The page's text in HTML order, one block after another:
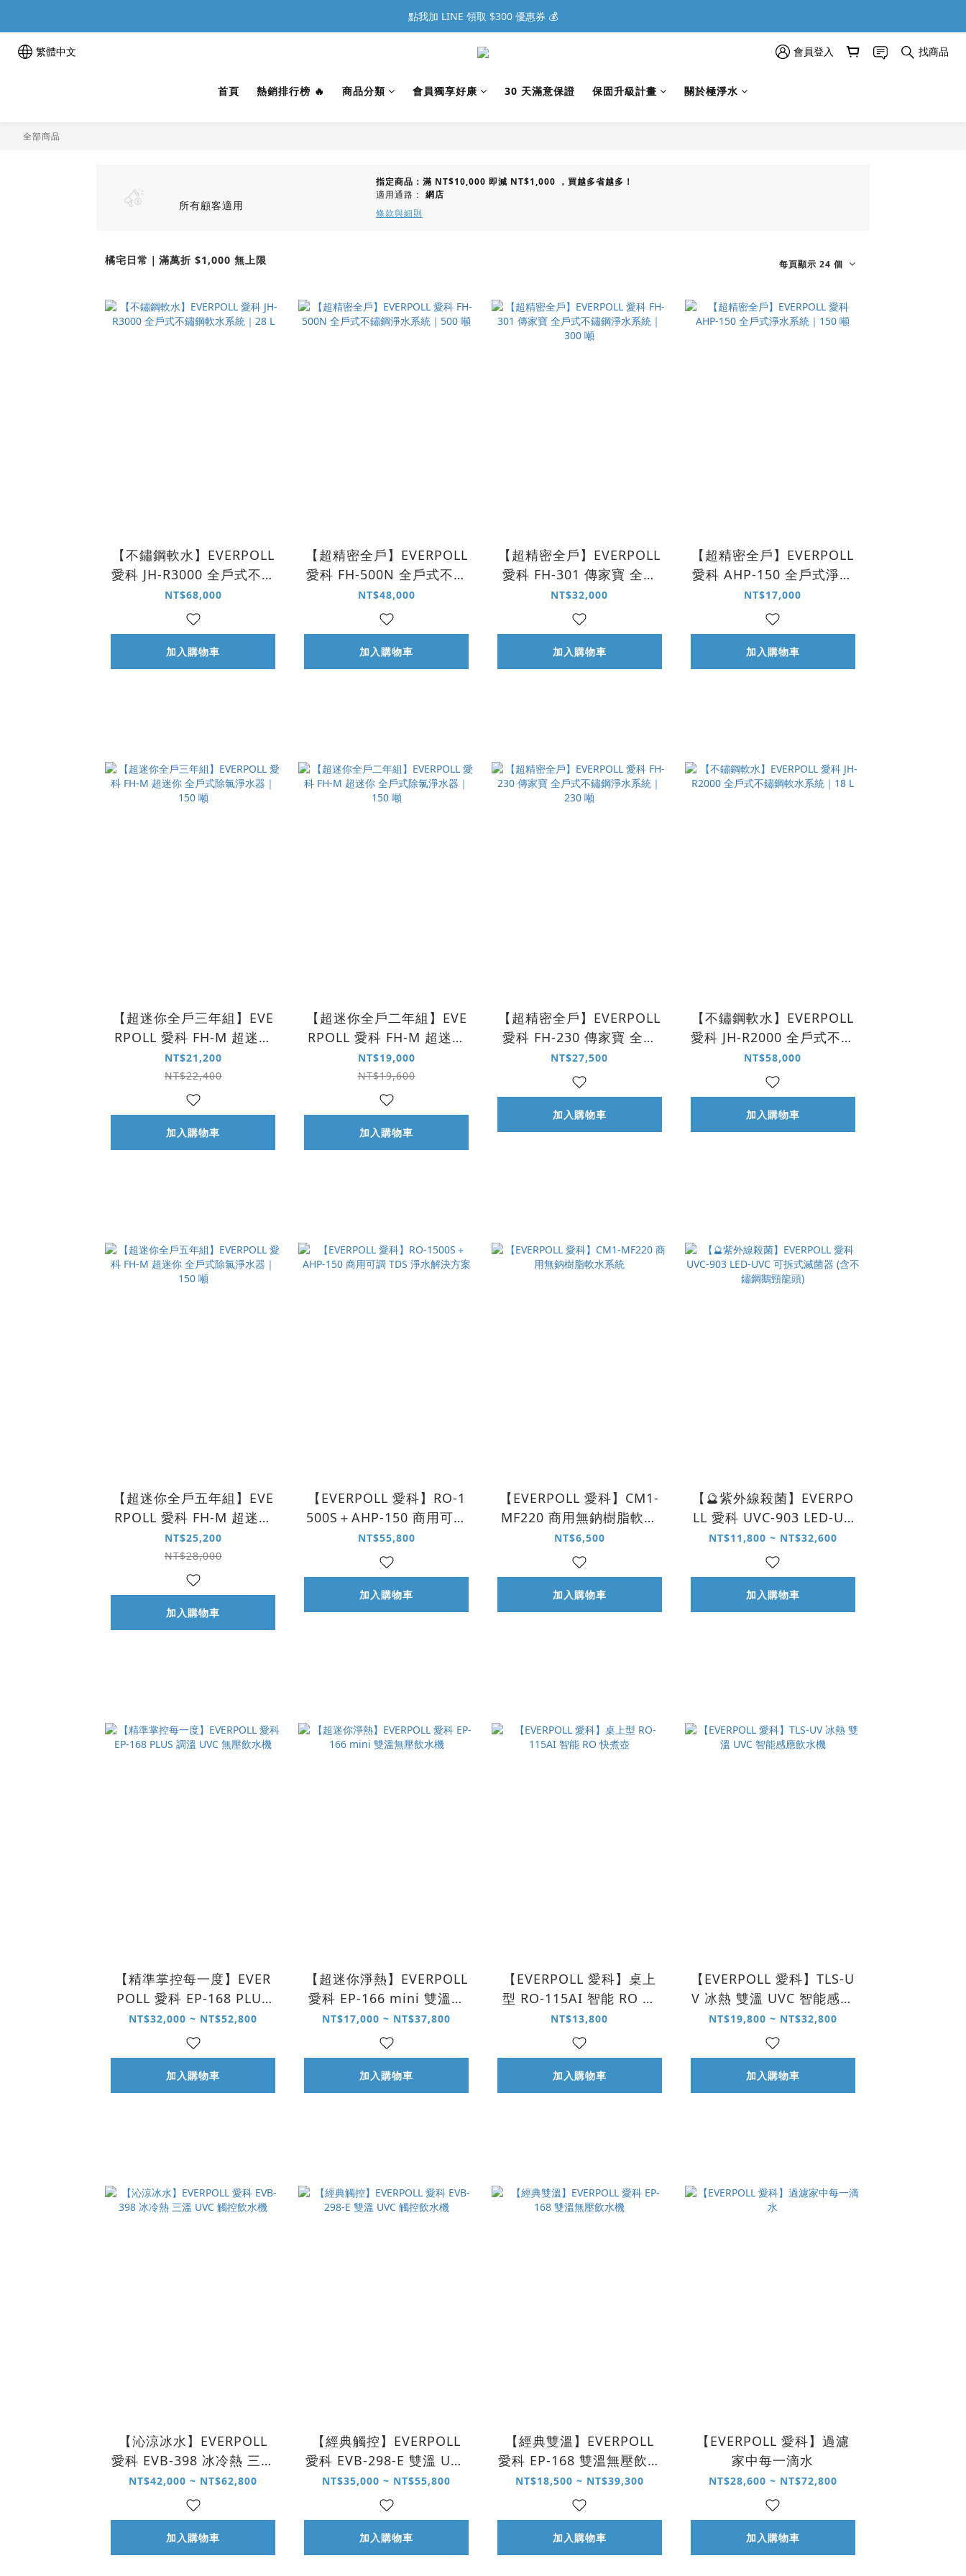
點我加 LINE 領取 $300 優惠券 💰
繁體中文 會員登入 找商品
首頁 熱銷排行榜 🔥 商品分類 會員獨享好康 30 天滿意保證 保固升級計畫 關於極淨水
全部商品
所有顧客適用
指定商品：滿 NT$10,000 即減 NT$1,000 ，買越多省越多！
適用通路： 網店
條款與細則
橘宅日常｜滿萬折 $1,000 無上限 每頁顯示 24 個
【不鏽鋼軟水】EVERPOLL
愛科 JH-R3000 全戶式不鏽
鋼軟水系統｜28 L
NT$68,000
加入購物車
【超精密全戶】EVERPOLL
愛科 FH-500N 全戶式不鏽
鋼淨水系統｜500 噸
NT$48,000
加入購物車
【超精密全戶】EVERPOLL
愛科 FH-301 傳家寶 全戶
式不鏽鋼淨水系統｜300
噸
NT$32,000
加入購物車
【超精密全戶】EVERPOLL
愛科 AHP-150 全戶式淨水
系統｜150 噸
NT$17,000
加入購物車
【超迷你全戶三年組】EVE
RPOLL 愛科 FH-M 超迷你
全戶式除氯淨水器｜150
噸
NT$21,200
NT$22,400
加入購物車
【超迷你全戶二年組】EVE
RPOLL 愛科 FH-M 超迷你
全戶式除氯淨水器｜150
噸
NT$19,000
NT$19,600
加入購物車
【超精密全戶】EVERPOLL
愛科 FH-230 傳家寶 全戶
式不鏽鋼淨水系統｜230
噸
NT$27,500
加入購物車
【不鏽鋼軟水】EVERPOLL
愛科 JH-R2000 全戶式不鏽
鋼軟水系統｜18 L
NT$58,000
加入購物車
【超迷你全戶五年組】EVE
RPOLL 愛科 FH-M 超迷你
全戶式除氯淨水器｜150
噸
NT$25,200
NT$28,000
加入購物車
【EVERPOLL 愛科】RO-1
500S＋AHP-150 商用可調
TDS 淨水解決方案
NT$55,800
加入購物車
【EVERPOLL 愛科】CM1-
MF220 商用無鈉樹脂軟水
系統
NT$6,500
加入購物車
【🔮紫外線殺菌】EVERPO
LL 愛科 UVC-903 LED-UV
C 可拆式滅菌器 (含不鏽鋼
鵝頸龍頭)
NT$11,800 ~ NT$32,600
加入購物車
【精準掌控每一度】EVER
POLL 愛科 EP-168 PLUS
調溫 UVC 無壓飲水機
NT$32,000 ~ NT$52,800
加入購物車
【超迷你淨熱】EVERPOLL
愛科 EP-166 mini 雙溫無
壓飲水機
NT$17,000 ~ NT$37,800
加入購物車
【EVERPOLL 愛科】桌上
型 RO-115AI 智能 RO 快
煮壺
NT$13,800
加入購物車
【EVERPOLL 愛科】TLS-U
V 冰熱 雙溫 UVC 智能感應
飲水機
NT$19,800 ~ NT$32,800
加入購物車
【沁涼冰水】EVERPOLL
愛科 EVB-398 冰冷熱 三溫
UVC 觸控飲水機
NT$42,000 ~ NT$62,800
加入購物車
【經典觸控】EVERPOLL
愛科 EVB-298-E 雙溫 UVC
觸控飲水機
NT$35,000 ~ NT$55,800
加入購物車
【經典雙溫】EVERPOLL
愛科 EP-168 雙溫無壓飲水
機
NT$18,500 ~ NT$39,300
加入購物車
【EVERPOLL 愛科】過濾
家中每一滴水
NT$28,600 ~ NT$72,800
加入購物車